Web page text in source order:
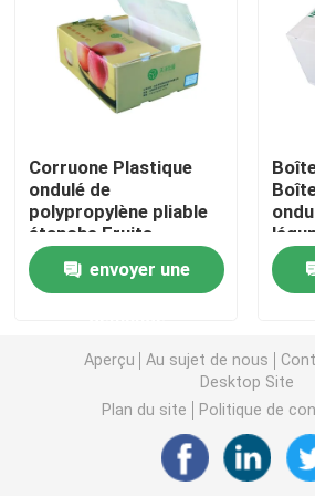
Conseil de Coroplast
Feuilles en plastique ondulées
Feuille de Corflute
Boîtes ondulées de
Pp ont ridé la boîte
Corruone Plastique
ondulé de
polypropylène pliable
étanche Fruits
légumes
Asperges/Ginger/Taro/Okra
Boîte à emballer
envoyer une
Aperçu Au sujet de nous
Desktop Site
Plan du site
Politique de